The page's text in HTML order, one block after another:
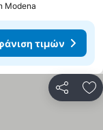
Modena
τιμών